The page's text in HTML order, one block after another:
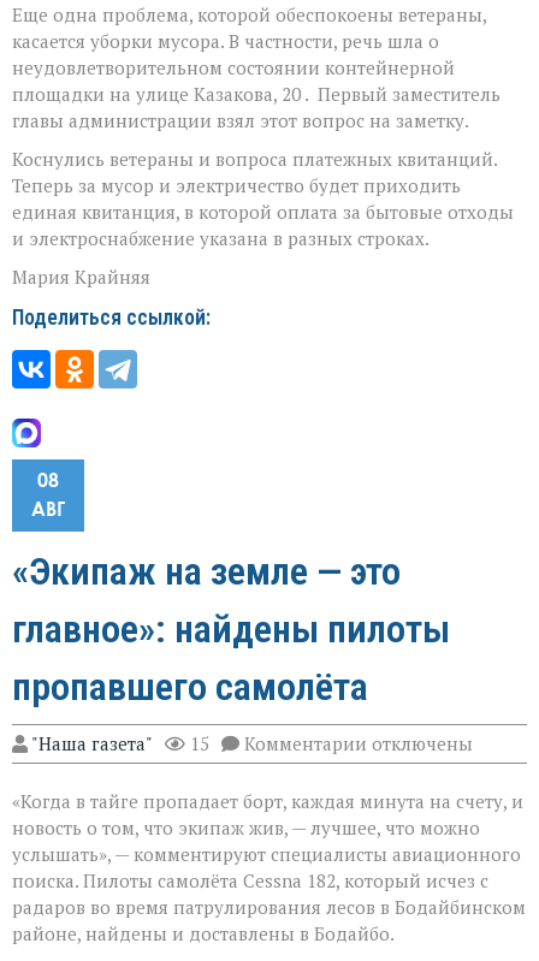
Еще одна проблема, которой обеспокоены ветераны,
касается уборки мусора. В частности, речь шла о
неудовлетворительном состоянии контейнерной
площадки на улице Казакова, 20 . Первый заместитель
главы администрации взял этот вопрос на заметку.
Коснулись ветераны и вопроса платежных квитанций.
Теперь за мусор и электричество будет приходить
единая квитанция, в которой оплата за бытовые отходы
и электроснабжение указана в разных строках.
Мария Крайняя
Поделиться ссылкой:
08
АВГ
«Экипаж на земле — это
главное»: найдены пилоты
пропавшего самолёта
"Наша газета" 15 Комментарии к
записи
на
земле — это
главное»:
найдены
пилоты
пропавшего
самолёта
отключены
«Когда в тайге пропадает борт, каждая минута на счету, и
новость о том, что экипаж жив, — лучшее, что можно
услышать», — комментируют специалисты авиационного
поиска. Пилоты самолёта Cessna 182, который исчез с
радаров во время патрулирования лесов в Бодайбинском
районе, найдены и доставлены в Бодайбо.